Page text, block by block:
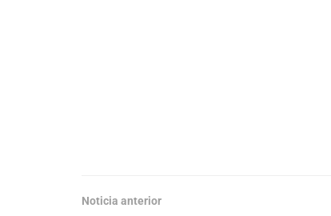
Noticia anterior